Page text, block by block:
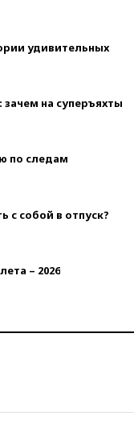
удивительных
на суперъяхты
по следам
с собой в отпуск?
– 2026